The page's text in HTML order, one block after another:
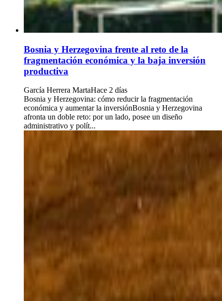
Bosnia y Herzegovina frente al reto de la
fragmentación económica y la baja inversión
productiva
García Herrera MartaHace 2 días
Bosnia y Herzegovina: cómo reducir la fragmentación
económica y aumentar la inversiónBosnia y Herzegovina
afronta un doble reto: por un lado, posee un diseño
administrativo y polít...